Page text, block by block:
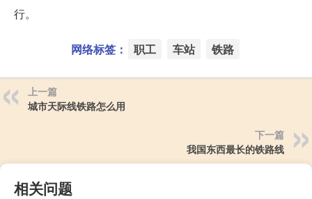
行。
网络标签： 职工 车站 铁路
上一篇
城市天际线铁路怎么用
下一篇
我国东西最长的铁路线
相关问题